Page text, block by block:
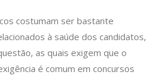
costumam ser bastante
à saúde dos candidatos,
as quais exigem que o
é comum em concursos